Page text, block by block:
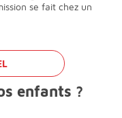
se fait chez un
enfants ?